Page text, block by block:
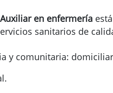
en enfermería
sanitarios de
y comunitaria: